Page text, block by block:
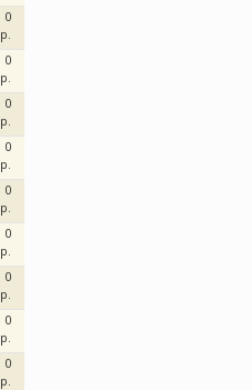
0
p.
0
p.
0
p.
0
p.
0
p.
0
p.
0
p.
0
p.
0
p.